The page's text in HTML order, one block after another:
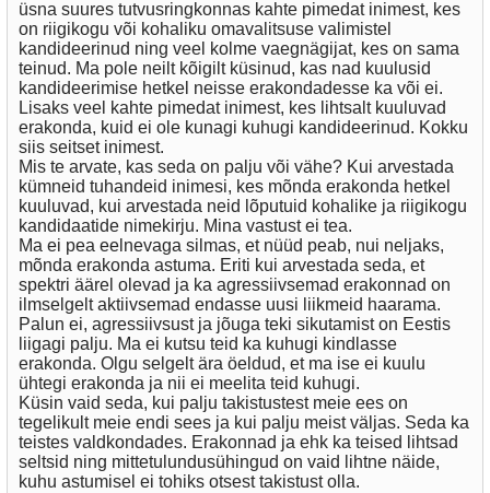
üsna suures tutvusringkonnas kahte pimedat inimest, kes
on riigikogu või kohaliku omavalitsuse valimistel
kandideerinud ning veel kolme vaegnägijat, kes on sama
teinud. Ma pole neilt kõigilt küsinud, kas nad kuulusid
kandideerimise hetkel neisse erakondadesse ka või ei.
Lisaks veel kahte pimedat inimest, kes lihtsalt kuuluvad
erakonda, kuid ei ole kunagi kuhugi kandideerinud. Kokku
siis seitset inimest.
Mis te arvate, kas seda on palju või vähe? Kui arvestada
kümneid tuhandeid inimesi, kes mõnda erakonda hetkel
kuuluvad, kui arvestada neid lõputuid kohalike ja riigikogu
kandidaatide nimekirju. Mina vastust ei tea.
Ma ei pea eelnevaga silmas, et nüüd peab, nui neljaks,
mõnda erakonda astuma. Eriti kui arvestada seda, et
spektri äärel olevad ja ka agressiivsemad erakonnad on
ilmselgelt aktiivsemad endasse uusi liikmeid haarama.
Palun ei, agressiivsust ja jõuga teki sikutamist on Eestis
liigagi palju. Ma ei kutsu teid ka kuhugi kindlasse
erakonda. Olgu selgelt ära öeldud, et ma ise ei kuulu
ühtegi erakonda ja nii ei meelita teid kuhugi.
Küsin vaid seda, kui palju takistustest meie ees on
tegelikult meie endi sees ja kui palju meist väljas. Seda ka
teistes valdkondades. Erakonnad ja ehk ka teised lihtsad
seltsid ning mittetulundusühingud on vaid lihtne näide,
kuhu astumisel ei tohiks otsest takistust olla.